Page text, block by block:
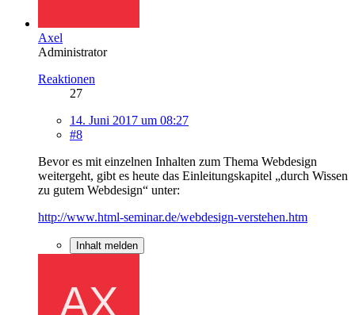
Axel
Administrator
Reaktionen
27
14. Juni 2017 um 08:27
#8
Bevor es mit einzelnen Inhalten zum Thema Webdesign
weitergeht, gibt es heute das Einleitungskapitel „durch Wissen
zu gutem Webdesign“ unter:
http://www.html-seminar.de/webdesign-verstehen.htm
Inhalt melden